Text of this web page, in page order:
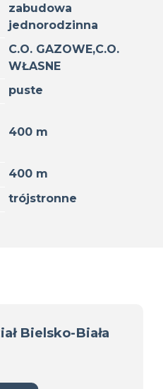
zabudowa
jednorodzinna
C.O. GAZOWE,C.O.
WŁASNE
puste
400 m
400 m
trójstronne
Bielsko-Biała